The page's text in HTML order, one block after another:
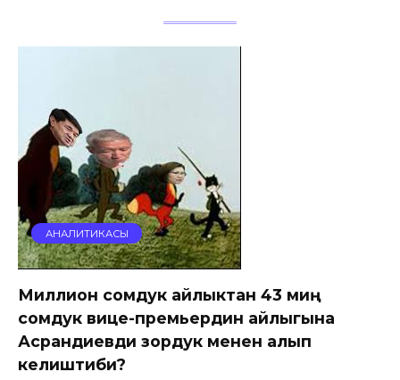
АНАЛИТИКАСЫ
Миллион сомдук айлыктан 43 миң
сомдук вице-премьердин айлыгына
Асрандиевди зордук менен алып
келиштиби?